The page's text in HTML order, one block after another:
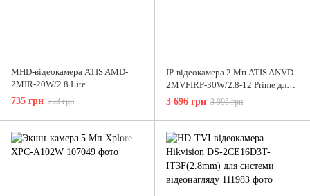
MHD-відеокамера ATIS AMD-
2MIR-20W/2.8 Lite
735 грн 753 грн
IP-відеокамера 2 Мп ATIS ANVD-
2MVFIRP-30W/2.8-12 Prime для
системи IP-відеоспостереження
3 696 грн 3 995 грн